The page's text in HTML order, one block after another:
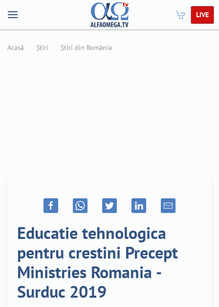
LIVE
Acasă Știri Știri din România
Educatie tehnologica
pentru crestini Precept
Ministries Romania -
Surduc 2019